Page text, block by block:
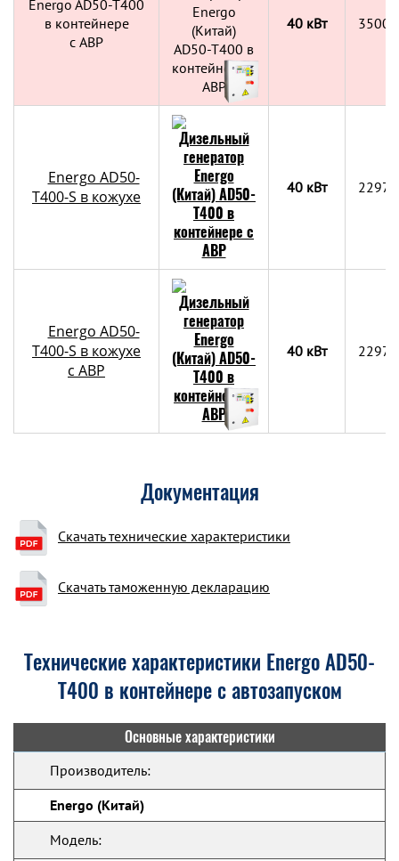
Energo AD50-T400
в контейнере
c АВР
40 кВт
Energo AD50-
T400-S в кожухе
40 кВт
Energo AD50-
T400-S в кожухе
с АВР
40 кВт
Документация
Скачать технические характеристики
Скачать таможенную декларацию
Технические характеристики Energo AD50-
T400 в контейнере с автозапуском
Основные характеристики
Производитель:
Energo (Китай)
Модель: